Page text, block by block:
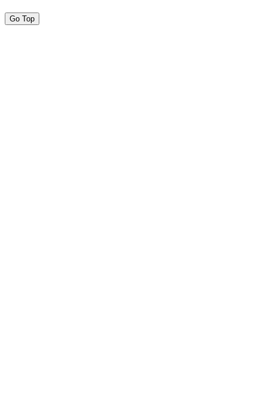
Go Top